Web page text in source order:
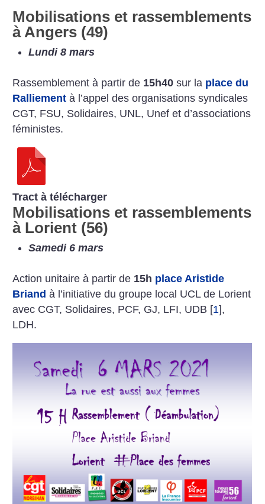
Mobilisations et rassemblements
à Angers (49)
Lundi 8 mars
Rassemblement à partir de 15h40 sur la place du
Ralliement à l’appel des organisations syndicales
CGT, FSU, Solidaires, UNL, Unef et d’associations
féministes.
Tract à télécharger
Mobilisations et rassemblements
à Lorient (56)
Samedi 6 mars
Action unitaire à partir de 15h place Aristide
Briand à l’initiative du groupe local UCL de Lorient
avec CGT, Solidaires, PCF, GJ, LFI, UDB [1],
LDH.